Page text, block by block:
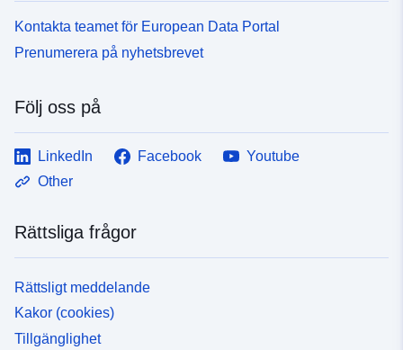
Kontakta teamet för European Data Portal
Prenumerera på nyhetsbrevet
Följ oss på
LinkedIn Facebook
Youtube
Other
Rättsliga frågor
Rättsligt meddelande
Kakor (cookies)
Tillgänglighet